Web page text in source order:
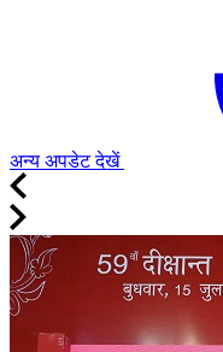
अन्य अपडेट देखें